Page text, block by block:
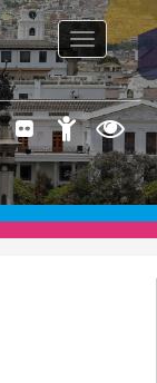
Toggle